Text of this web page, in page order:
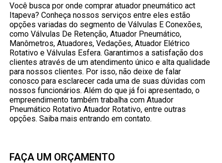
Você busca por onde comprar atuador pneumático act
Itapeva? Conheça nossos serviços entre eles estão
opções variadas do segmento de Válvulas E Conexões,
como Válvulas De Retenção, Atuador Pneumático,
Manômetros, Atuadores, Vedações, Atuador Elétrico
Rotativo e Válvulas Esfera. Garantimos a satisfação dos
clientes através de um atendimento único e alta qualidade
para nossos clientes. Por isso, não deixe de falar
conosco para esclarecer cada uma de suas dúvidas com
nossos funcionários. Além do que já foi apresentado, o
empreendimento também trabalha com Atuador
Pneumático Rotativo Atuador Rotativo, entre outras
opções. Saiba mais entrando em contato.
FAÇA UM ORÇAMENTO